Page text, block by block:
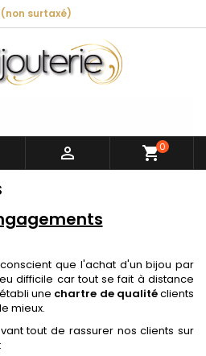
(non surtaxé)
 shopping_cart0
que l'achat d'un bijou par
difficile car tout se fait à distance
une chartre de qualitéclients
mieux.
tout de rassurer nos clients sur